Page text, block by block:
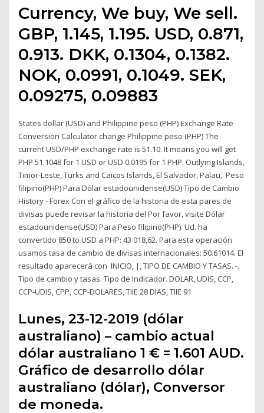
Currency, We buy, We sell.
GBP, 1.145, 1.195. USD, 0.871,
0.913. DKK, 0.1304, 0.1382.
NOK, 0.0991, 0.1049. SEK,
0.09275, 0.09883
States dollar (USD) and Philippine peso (PHP) Exchange Rate
Conversion Calculator change Philippine peso (PHP) The
current USD/PHP exchange rate is 51.10. It means you will get
PHP 51.1048 for 1 USD or USD 0.0195 for 1 PHP. Outlying Islands,
Timor-Leste, Turks and Caicos Islands, El Salvador, Palau, Peso
filipino(PHP) Para Dólar estadounidense(USD) Tipo de Cambio
History - Forex Con el gráfico de la historia de esta pares de
divisas puede revisar la historia del Por favor, visite Dólar
estadounidense(USD) Para Peso filipino(PHP). Ud. ha
convertido 850 to USD a PHP: 43 018,62. Para esta operación
usamos tasa de cambio de divisas internacionales: 50.61014. El
resultado aparecerá con INICIO, |, TIPO DE CAMBIO Y TASAS. -.
Tipo de cambio y tasas. Tipo de Indicador. DOLAR, UDIS, CCP,
CCP-UDIS, CPP, CCP-DOLARES, TIIE 28 DIAS, TIIE 91
Lunes, 23-12-2019 (dólar
australiano) – cambio actual
dólar australiano 1 € = 1.601 AUD.
Gráfico de desarrollo dólar
australiano (dólar), Conversor
de moneda.